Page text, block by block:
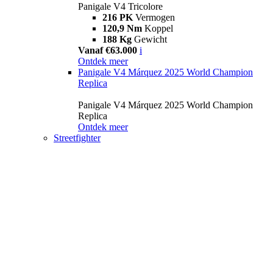
Panigale V4 Tricolore
216 PK Vermogen
120,9 Nm Koppel
188 Kg Gewicht
Vanaf €63.000 i
Ontdek meer
Panigale V4 Márquez 2025 World Champion
Replica
Panigale V4 Márquez 2025 World Champion
Replica
Ontdek meer
Streetfighter